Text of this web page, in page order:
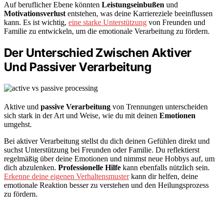
Auf beruflicher Ebene könnten Leistungseinbußen und
Motivationsverlustentstehen, was deine Karriereziele beeinflussen
kann. Es ist wichtig, eine starke Unterstützung von Freunden und
Familie zu entwickeln, um die emotionale Verarbeitung zu fördern.
Der Unterschied Zwischen Aktiver
Und Passiver Verarbeitung
Aktive und passive Verarbeitung von Trennungen unterscheiden
sich stark in der Art und Weise, wie du mit deinen Emotionen
umgehst.
Bei aktiver Verarbeitung stellst du dich deinen Gefühlen direkt und
suchst Unterstützung bei Freunden oder Familie. Du reflektierst
regelmäßig über deine Emotionen und nimmst neue Hobbys auf, um
dich abzulenken. Professionelle Hilfe kann ebenfalls nützlich sein.
Erkenne deine eigenen Verhaltensmusterkann dir helfen, deine
emotionale Reaktion besser zu verstehen und den Heilungsprozess
zu fördern.